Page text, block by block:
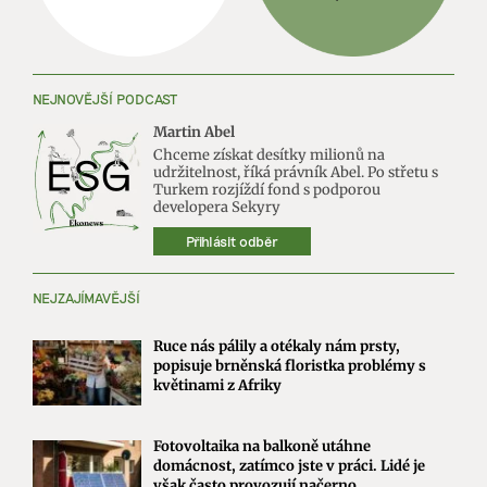
NEJNOVĚJŠÍ PODCAST
Martin Abel
Chceme získat desítky milionů na
udržitelnost, říká právník Abel. Po střetu s
Turkem rozjíždí fond s podporou
developera Sekyry
Přihlásit odběr
NEJZAJÍMAVĚJŠÍ
Ruce nás pálily a otékaly nám prsty,
popisuje brněnská floristka problémy s
květinami z Afriky
Fotovoltaika na balkoně utáhne
domácnost, zatímco jste v práci. Lidé je